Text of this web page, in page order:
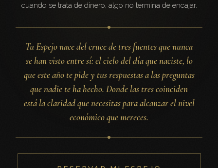
cuando se trata de dinero, algo no termina de encajar.
Tu Espejo nace del cruce de tres fuentes que nunca
se han visto entre sí: el cielo del día que naciste, lo
que este año te pide y tus respuestas a las preguntas
que nadie te ha hecho. Donde las tres coinciden
está la claridad que necesitas para alcanzar el nivel
económico que mereces.